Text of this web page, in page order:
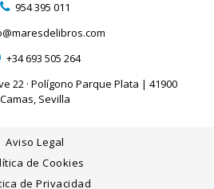
954 395 011
+34 693 505 264
22 · Polígono Parque Plata | 41900
Camas, Sevilla
Aviso Legal
de Cookies
de Privacidad